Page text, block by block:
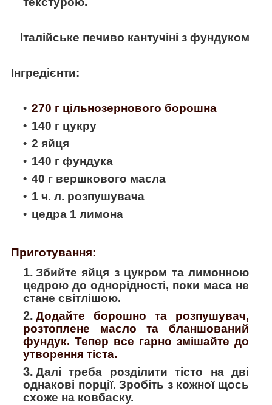
Італійське печиво кантучіні з фундуком
Інгредієнти:
270 г цільнозернового борошна
140 г цукру
2 яйця
140 г фундука
40 г вершкового масла
1 ч. л. розпушувача
цедра 1 лимона
Приготування:
Збийте яйця з цукром та лимонною
цедрою до однорідності, поки маса не
стане світлішою.
Додайте борошно та розпушувач,
розтоплене масло та бланшований
фундук. Тепер все гарно змішайте до
утворення тіста.
Далі треба розділити тісто на дві
однакові порції. Зробіть з кожної щось
схоже на ковбаску.